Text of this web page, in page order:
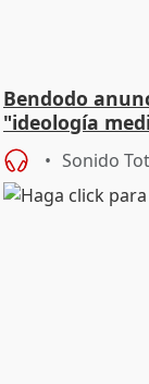
Bendodo
"ideología
playas
Sonido